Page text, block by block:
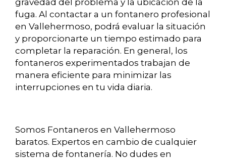
gravedad del problema y la ubicación de la
fuga. Al contactar a un fontanero profesional
en Vallehermoso, podrá evaluar la situación
y proporcionarte un tiempo estimado para
completar la reparación. En general, los
fontaneros experimentados trabajan de
manera eficiente para minimizar las
interrupciones en tu vida diaria.
Somos Fontaneros en Vallehermoso
baratos. Expertos en cambio de cualquier
sistema de fontanería. No dudes en